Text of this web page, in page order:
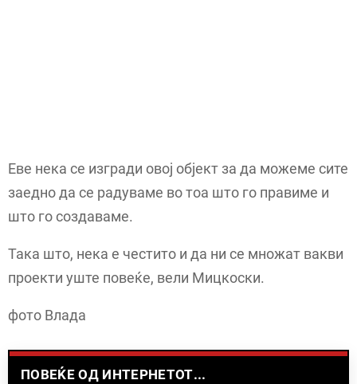
Еве нека се изгради овој објект за да можеме сите
заедно да се радуваме во тоа што го правиме и
што го создаваме.
Така што, нека е честито и да ни се множат вакви
проекти уште повеќе, вели Мицкоски.
фото Влада
ПОВЕЌЕ ОД ИНТЕРНЕТОТ...